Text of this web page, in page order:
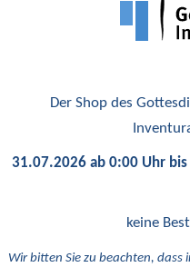
Der Shop des
31.07.2026 ab 0:00 Uhr
keine
Wir bitten Sie zu beachten,